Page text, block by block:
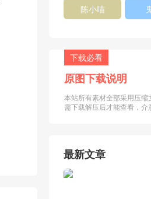
陈小喵
下载必看
原图下载说明
本站所有素材全部采用压
需下载解压后才能查看，介
最新文章